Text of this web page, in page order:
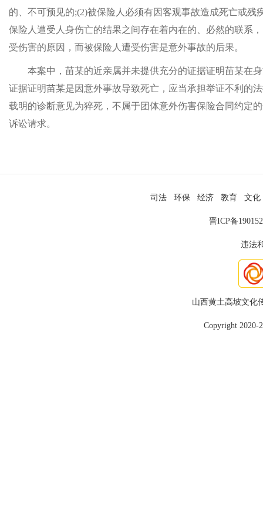
的、不可预见的;(2)被保险人必须有因客观事故造成死亡或残
保险人遭受人身伤亡的结果之间存在着内在的、必然的联系
受伤害的原因，而被保险人遭受伤害是意外事故的后果。
本案中，苗某的近亲属并未提供充分的证据证明苗某在身
证据证明苗某是因意外事故导致死亡，应当承担举证不利的
载明的诊断意见为猝死，不属于团体意外伤害保险合同约定
诉讼请求。
司法 环保 经济 教育 文化
晋ICP备
违法
山西黄土高坡文化
Copyright 2020-